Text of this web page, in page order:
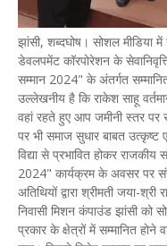
झांसी, शब्दघोष। सोशल मीडिया
डेवलपमेंट कॉरपोरेशन के
सम्मान 2024" के अंतर्गत
उल्लेखनीय है कि राकेश साहू
वहां रहते हुए आप जमीनी स्तर पर
पर भी समाज सुधार बाबत
विद्या से प्रभावित होकर
2024" कार्यक्रम के अवसर पर
अतिथियों द्वारा श्रीमती जया-
निवासी मिशन कंपाउंड झांसी को
प्रकार के क्षेत्रों में सम्मानित